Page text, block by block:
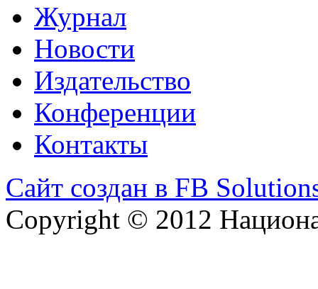
Журнал
Новости
Издательство
Конференции
Контакты
Сайт создан в FB
Copyright © 2012